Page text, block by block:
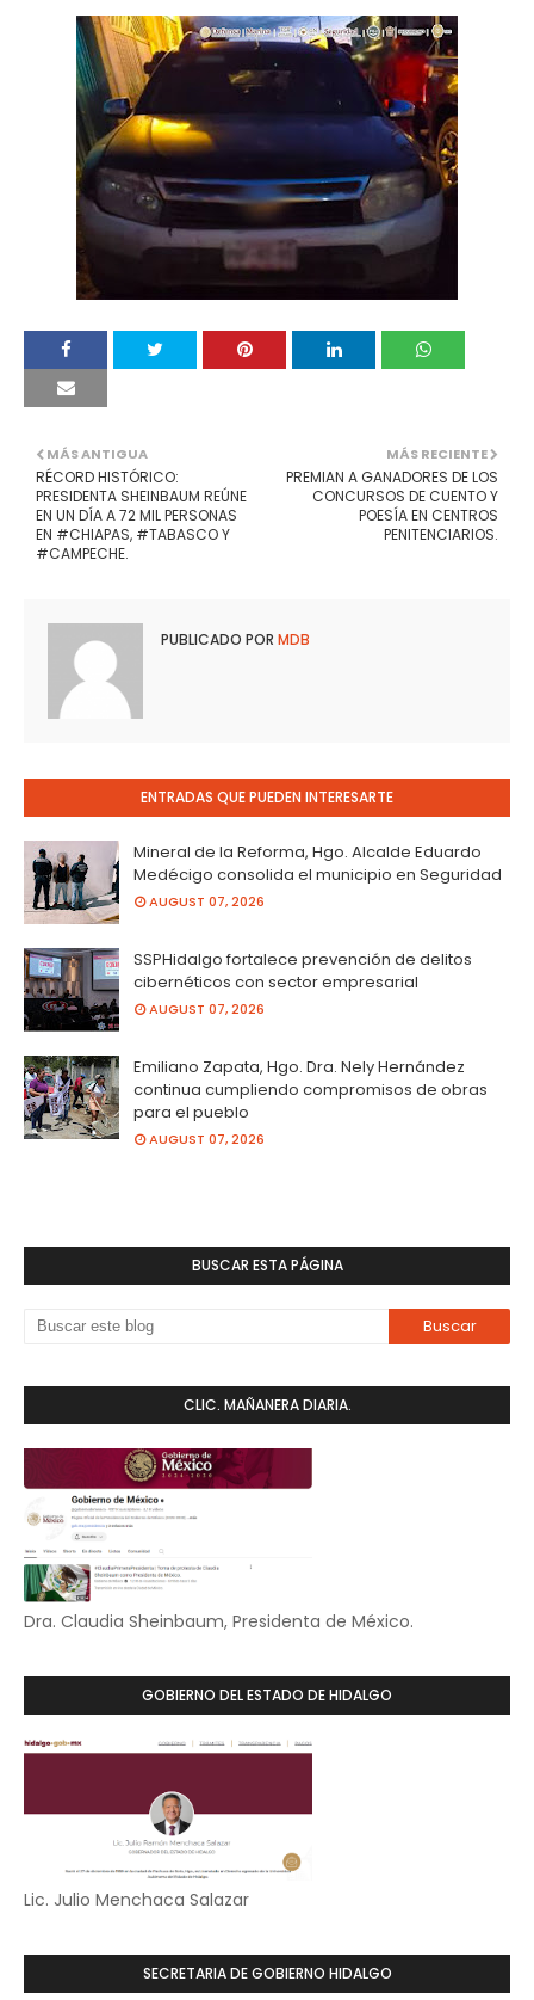
MÁS RECIENTE
PREMIAN A GANADORES DE LOS
CONCURSOS DE CUENTO Y
POESÍA EN CENTROS
PENITENCIARIOS.
MÁS ANTIGUA
RÉCORD HISTÓRICO:
PRESIDENTA SHEINBAUM REÚNE
EN UN DÍA A 72 MIL PERSONAS
EN #CHIAPAS, #TABASCO Y
#CAMPECHE.
PUBLICADO POR MDB
ENTRADAS QUE PUEDEN INTERESARTE
Mineral de la Reforma, Hgo. Alcalde Eduardo
Medécigo consolida el municipio en Seguridad
AUGUST 07, 2026
SSPHidalgo fortalece prevención de delitos
cibernéticos con sector empresarial
AUGUST 07, 2026
Emiliano Zapata, Hgo. Dra. Nely Hernández
continua cumpliendo compromisos de obras
para el pueblo
AUGUST 07, 2026
BUSCAR ESTA PÁGINA
CLIC. MAÑANERA DIARIA.
Dra. Claudia Sheinbaum, Presidenta de México.
GOBIERNO DEL ESTADO DE HIDALGO
Lic. Julio Menchaca Salazar
SECRETARIA DE GOBIERNO HIDALGO